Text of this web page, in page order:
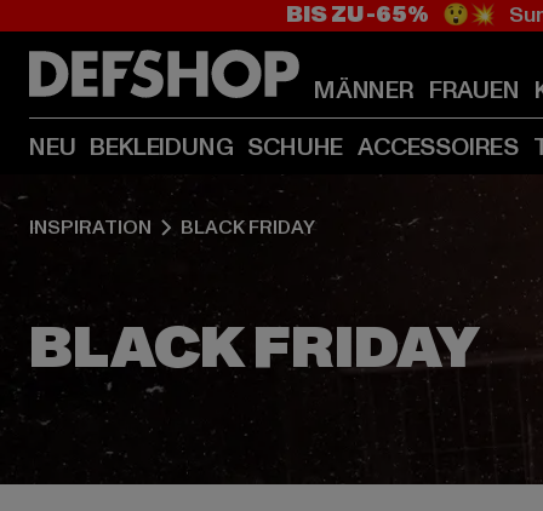
BIS ZU -65% 😲💥
MÄNNER FRAUEN
NEU BEKLEIDUNG SCHUHE ACCESSOIRES
INSPIRATION BLACK FRIDAY